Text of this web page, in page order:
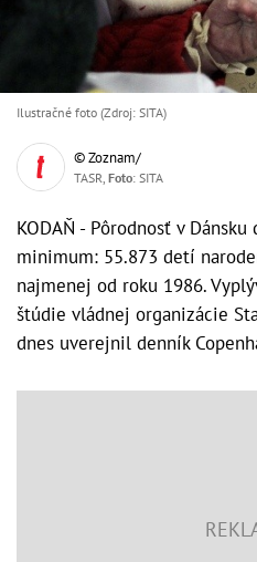
Ilustračné foto (Zdroj: SITA)
© Zoznam/
TASR, Foto: SITA
KODAŇ - Pôrodnosť v
minimum: 55.873 detí
najmenej od roku 1986.
štúdie vládnej organizácie
dnes uverejnil denník